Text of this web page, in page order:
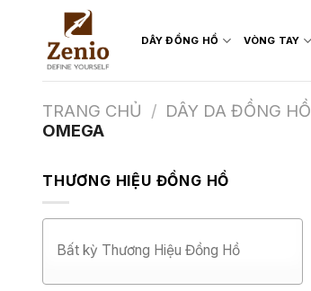
content
DÂY ĐỒNG HỒ VÒNG TAY
TRANG CHỦ / DÂY DA ĐỒNG HỒ
OMEGA
THƯƠNG HIỆU ĐỒNG HỒ